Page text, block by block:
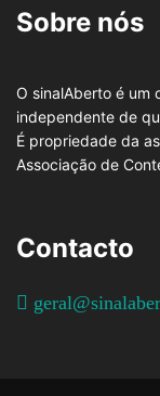
Sobre nós
O sinalAberto é um
independente de
É propriedade da
Associação de
Contacto